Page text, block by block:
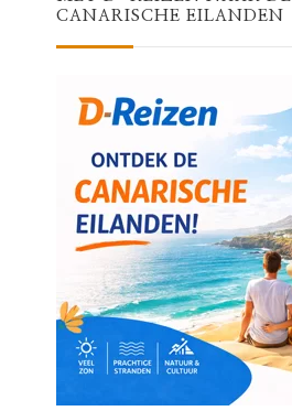
CANARISCHE EILANDEN